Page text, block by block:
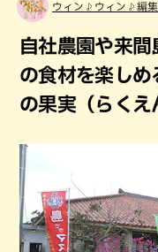
ウィン♪ウィン♪編
自社農園や来
の食材を楽しめ
の果実（らくえ